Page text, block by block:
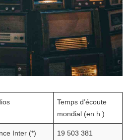
Temps d’écoute
mondial (en h.)
Inter (*) 19 503 381